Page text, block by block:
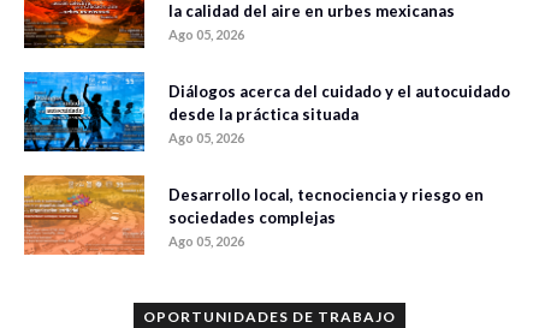
la calidad del aire en urbes mexicanas
Ago 05, 2026
Diálogos acerca del cuidado y el autocuidado
desde la práctica situada
Ago 05, 2026
Desarrollo local, tecnociencia y riesgo en
sociedades complejas
Ago 05, 2026
OPORTUNIDADES DE TRABAJO